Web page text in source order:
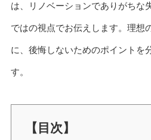
は、リノベーションでありがちな
ではの視点でお伝えします。理想
に、後悔しないためのポイントを
す。
【目次】